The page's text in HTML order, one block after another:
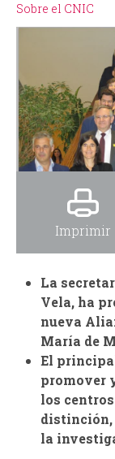
n
Sobre el CNIC
Imprimir
La
Vela, ha
nueva
María de
El
promover
los
distinción,
la